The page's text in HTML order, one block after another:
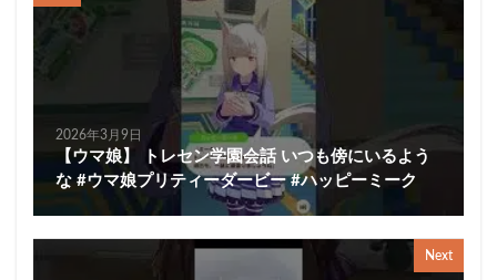
2026年3月9日
【ウマ娘】 トレセン学園会話 いつも傍にいるよう
な #ウマ娘プリティーダービー #ハッピーミーク
Next